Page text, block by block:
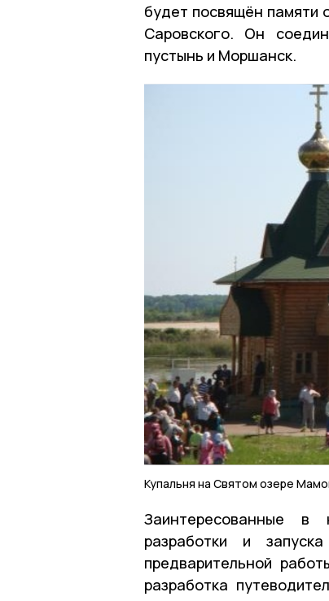
будет посвящён памяти
Саровского. Он
пустынь и Моршанск.
Купальня на Святом озере
Заинтересованные в
разработки и
предварительной
разработка